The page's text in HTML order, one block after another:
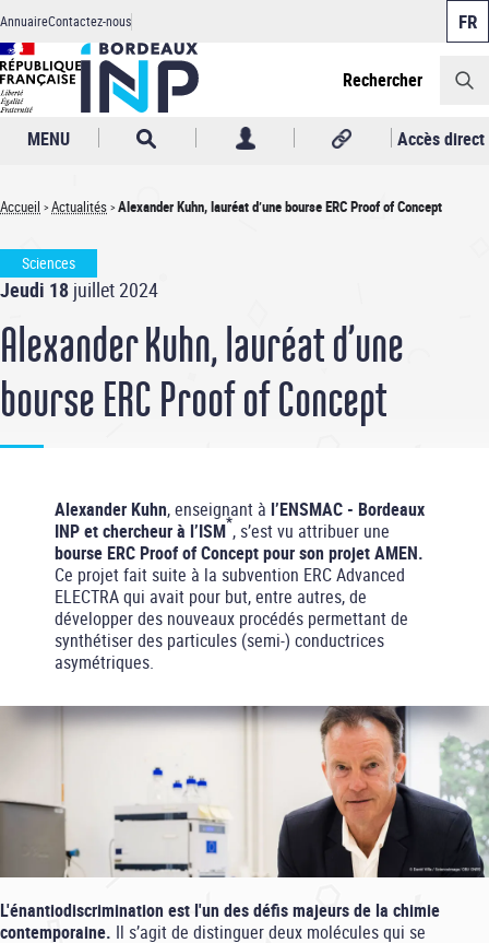
Aller
au
contenu
principal
Header
AnnuaireContactez-nous
Rechercher
MENU Accès direct
Fil
d'Ariane
Accueil Actualités Alexander Kuhn, lauréat d’une bourse ERC Proof of Concept
Sciences
Jeudi 18 juillet 2024
Alexander Kuhn, lauréat d’une
bourse ERC Proof of Concept
Alexander Kuhn, enseignant à l’ENSMAC - Bordeaux
INP et chercheur à l’ISM*, s’est vu attribuer une
bourse ERC Proof of Concept pour son projet AMEN.
Ce projet fait suite à la subvention ERC Advanced
ELECTRA qui avait pour but, entre autres, de
développer des nouveaux procédés permettant de
synthétiser des particules (semi-) conductrices
asymétriques.
L'énantiodiscrimination est l'un des défis majeurs de la chimie
contemporaine. Il s’agit de distinguer deux molécules qui se
Panneau de gestion des cookies